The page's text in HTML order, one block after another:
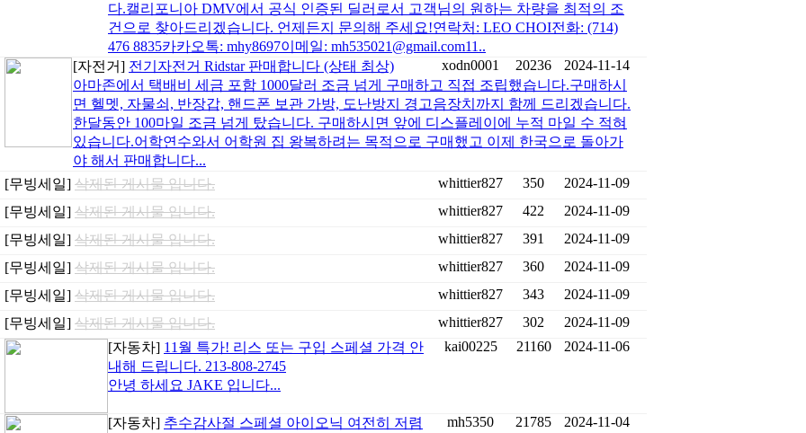
다.캘리포니아 DMV에서 공식 인증된 딜러로서 고객님의 원하는 차량을 최적의 조
건으로 찾아드리겠습니다. 언제든지 문의해 주세요!연락처: LEO CHOI전화: (714)
476 8835카카오톡: mhy8697이메일: mh535021@gmail.com11..
[자전거] 전기자전거 Ridstar 판매합니다 (상태 최상) xodn0001 20236
2024-11-14
아마존에서 택배비 세금 포함 1000달러 조금 넘게 구매하고 직접 조립했습니다.구매하시
면 헬멧, 자물쇠, 반장갑, 핸드폰 보관 가방, 도난방지 경고음장치까지 함께 드리겠습니다.
한달동안 100마일 조금 넘게 탔습니다. 구매하시면 앞에 디스플레이에 누적 마일 수 적혀
있습니다.어학연수와서 어학원 집 왕복하려는 목적으로 구매했고 이제 한국으로 돌아가
야 해서 판매합니다...
[무빙세일] 삭제된 게시물 입니다. whittier827 350
2024-11-09
[무빙세일] 삭제된 게시물 입니다. whittier827 422
2024-11-09
[무빙세일] 삭제된 게시물 입니다. whittier827 391
2024-11-09
[무빙세일] 삭제된 게시물 입니다. whittier827 360
2024-11-09
[무빙세일] 삭제된 게시물 입니다. whittier827 343
2024-11-09
[무빙세일] 삭제된 게시물 입니다. whittier827 302
2024-11-09
[자동차] 11월 특가! 리스 또는 구입 스페셜 가격 안
내해 드립니다. 213-808-2745
kai00225 21160 2024-11-06
안녕 하세요 JAKE 입니다...
[자동차] 추수감사절 스페셜 아이오닉 여전히 저렴
mh5350 21785 2024-11-04